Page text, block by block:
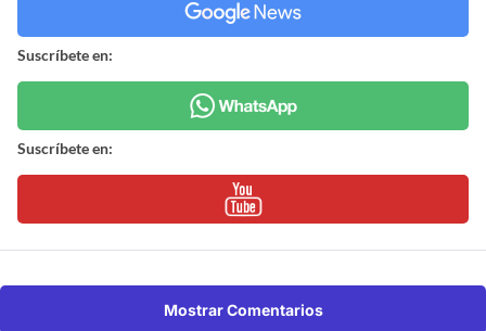
Suscríbete en:
Suscríbete en:
Mostrar Comentarios